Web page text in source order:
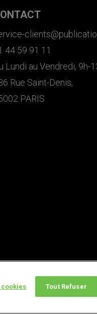
44 59 91 11
Lundi au Vendredi, 9h-
Rue Saint-Denis,
PARIS
Tout Refuser